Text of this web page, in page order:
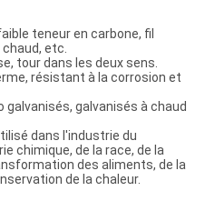
teneur en carbone, fil
etc.
tour dans les deux sens.
résistant à la corrosion et
galvanisés, galvanisés à chaud
dans l'industrie du
chimique, de la race, de la
des aliments, de la
de la chaleur.